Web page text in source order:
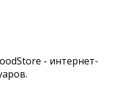
- интернет-